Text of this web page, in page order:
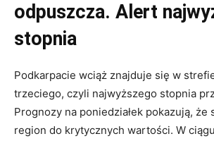
odpuszcza. Alert
stopnia
Podkarpacie wciąż znajduje się w
trzeciego, czyli najwyższego stopnia
Prognozy na poniedziałek pokazują, że
region do krytycznych wartości. W